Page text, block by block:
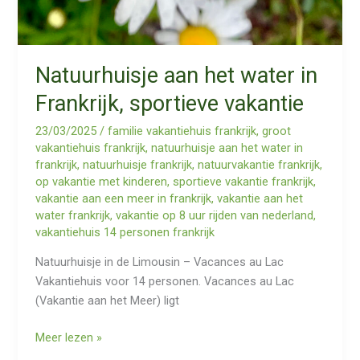
Natuurhuisje aan het water in
Frankrijk, sportieve vakantie
23/03/2025/familie vakantiehuis frankrijk,groot
vakantiehuis frankrijk,natuurhuisje aan het water in
frankrijk,natuurhuisje frankrijk,natuurvakantie frankrijk,
op vakantie met kinderen, sportieve vakantie frankrijk,
vakantie aan een meer in frankrijk,vakantie aan het
water frankrijk,vakantie op 8 uur rijden van nederland,
vakantiehuis 14 personen frankrijk
Natuurhuisje in de Limousin – Vacances au Lac
Vakantiehuis voor 14 personen. Vacances au Lac
(Vakantie aan het Meer) ligt
Natuurhuisje
Meer lezen »